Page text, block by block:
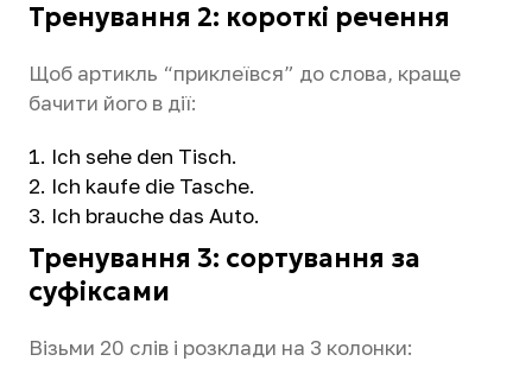
Тренування 2: короткі речення
Щоб артикль “приклеївся” до слова, краще
бачити його в дії:
Ich sehe den Tisch.
Ich kaufe die Tasche.
Ich brauche das Auto.
Тренування 3: сортування за
суфіксами
Візьми 20 слів і розклади на 3 колонки: